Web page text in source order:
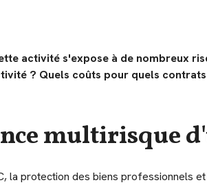
activité s'expose à de nombreux
? Quels coûts pour quels
multirisque
la protection des biens professionnels